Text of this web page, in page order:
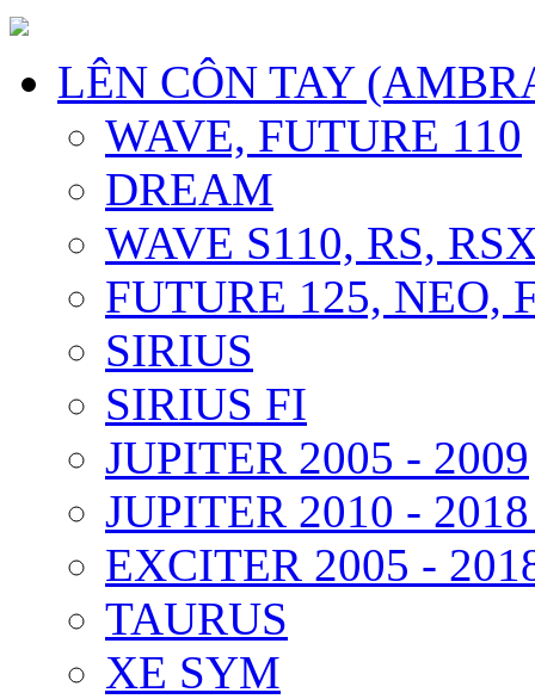
LÊN CÔN TAY
WAVE, FUTURE 110
DREAM
WAVE S110, RS,
FUTURE 125, NEO,
SIRIUS
SIRIUS FI
JUPITER 2005 - 2009
JUPITER 2010 -
EXCITER 2005 -
TAURUS
XE SYM